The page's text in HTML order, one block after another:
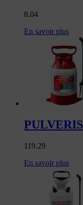
8.04
En savoir plus
119.29
En savoir plus